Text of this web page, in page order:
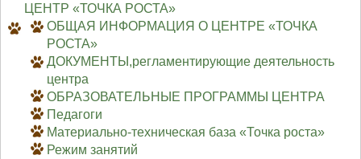
ЦЕНТР «ТОЧКА РОСТА»
ОБЩАЯ ИНФОРМАЦИЯ О ЦЕНТРЕ «ТОЧКА
РОСТА»
ДОКУМЕНТЫ,регламентирующие деятельность
центра
ОБРАЗОВАТЕЛЬНЫЕ ПРОГРАММЫ ЦЕНТРА
Педагоги
Материально-техническая база «Точка роста»
Режим занятий